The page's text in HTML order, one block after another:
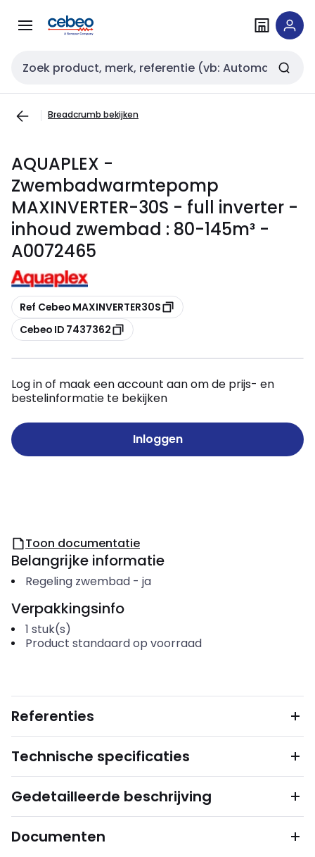
naar
naar
Zoekveld invoer
Breadcrumb bekijken
AQUAPLEX -
Zwembadwarmtepomp
MAXINVERTER-30S - full inverter -
inhoud zwembad : 80-145m³ -
A0072465
Kopiëren
Ref Cebeo MAXINVERTER30S
Kopiëren
Cebeo ID 7437362
Log in of maak een account aan om de prijs- en
bestelinformatie te bekijken
Inloggen
Toon documentatie
Belangrijke informatie
Regeling zwembad- ja
Verpakkingsinfo
1 stuk(s)
Product standaard op voorraad
Referenties
Technische specificaties
Gedetailleerde beschrijving
Documenten